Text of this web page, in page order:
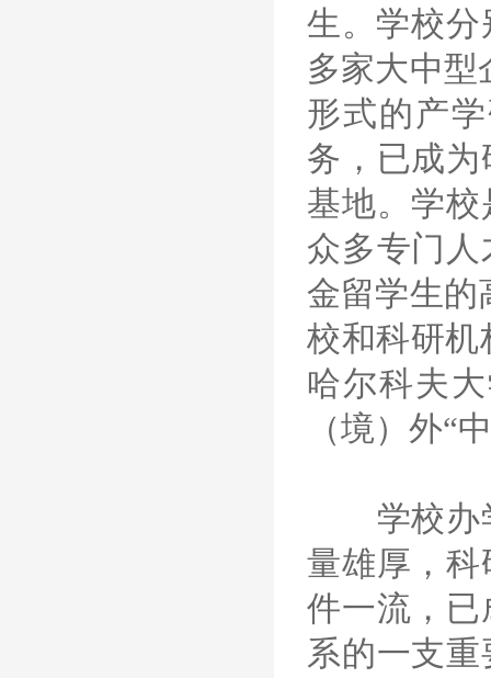
生。学校分
多家大中型
形式的产
务，已成
基地。学
众多专门
金留学生的
校和科研机
哈尔科夫
（境）外“
学校办学
量雄厚，
件一流，
系的一支